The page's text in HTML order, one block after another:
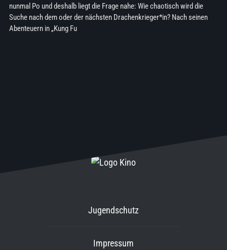
nunmal Po und deshalb liegt die Frage nahe: Wie chaotisch wird die
Suche nach dem oder der nächsten Drachenkrieger*in? Nach seinen
Abenteuern in „Kung Fu
Jugendschutz
Impressum